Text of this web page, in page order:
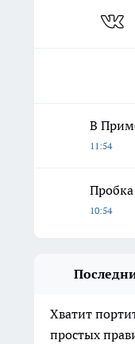
В
11:54
10:54
Хватит
простых